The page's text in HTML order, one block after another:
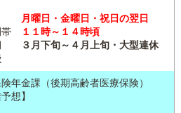
月曜日・金曜日・祝日の翌日
帯
１１時～１４時頃
３月下旬～４月上旬・大型連休
険年金課（後期高齢者医療保険）
想】